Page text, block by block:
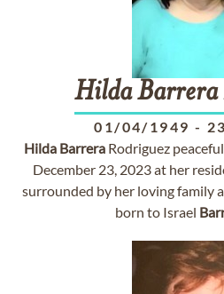
Hilda Barrera
01/04/1949 -
Hilda BarreraRodriguez
December 23, 2023 at her
surrounded by her loving family
born to Israel